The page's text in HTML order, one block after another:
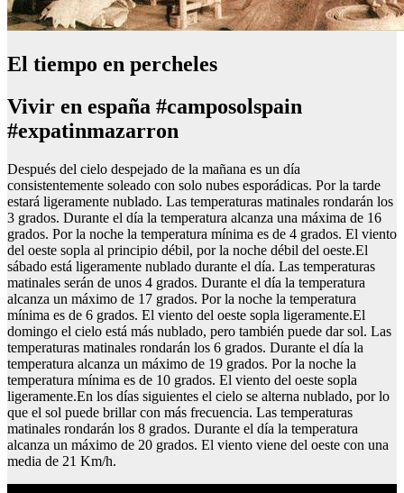
El tiempo en percheles
Vivir en españa #camposolspain
#expatinmazarron
Después del cielo despejado de la mañana es un día
consistentemente soleado con solo nubes esporádicas. Por la tarde
estará ligeramente nublado. Las temperaturas matinales rondarán los
3 grados. Durante el día la temperatura alcanza una máxima de 16
grados. Por la noche la temperatura mínima es de 4 grados. El viento
del oeste sopla al principio débil, por la noche débil del oeste.El
sábado está ligeramente nublado durante el día. Las temperaturas
matinales serán de unos 4 grados. Durante el día la temperatura
alcanza un máximo de 17 grados. Por la noche la temperatura
mínima es de 6 grados. El viento del oeste sopla ligeramente.El
domingo el cielo está más nublado, pero también puede dar sol. Las
temperaturas matinales rondarán los 6 grados. Durante el día la
temperatura alcanza un máximo de 19 grados. Por la noche la
temperatura mínima es de 10 grados. El viento del oeste sopla
ligeramente.En los días siguientes el cielo se alterna nublado, por lo
que el sol puede brillar con más frecuencia. Las temperaturas
matinales rondarán los 8 grados. Durante el día la temperatura
alcanza un máximo de 20 grados. El viento viene del oeste con una
media de 21 Km/h.